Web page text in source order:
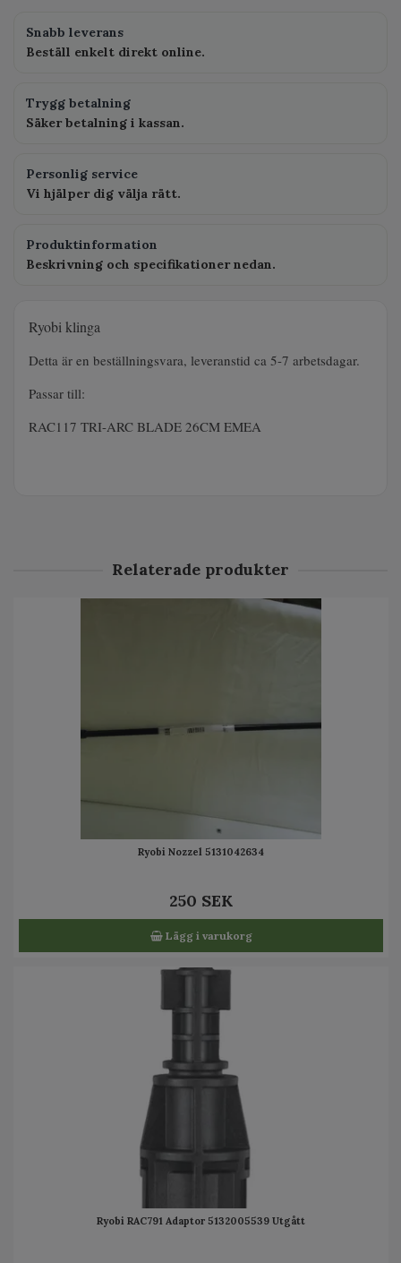
Snabb leverans
Beställ enkelt direkt online.
Trygg betalning
Säker betalning i kassan.
Personlig service
Vi hjälper dig välja rätt.
Produktinformation
Beskrivning och specifikationer nedan.
Ryobi klinga
Detta är en beställningsvara, leveranstid ca 5-7 arbetsdagar.
Passar till:
RAC117 TRI-ARC BLADE 26CM EMEA
Relaterade produkter
Ryobi Nozzel 5131042634
250 SEK
Lägg i varukorg
Ryobi RAC791 Adaptor 5132005539 Utgått